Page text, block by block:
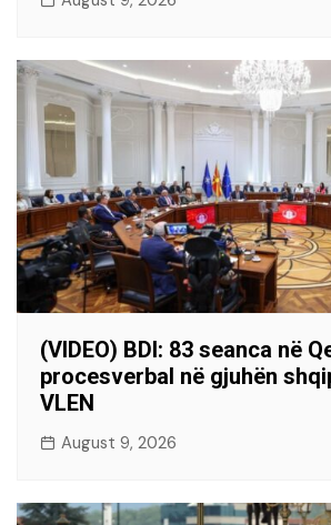
(VIDEO) BDI: 83 seanca në
procesverbal në gjuhën
VLEN
August 9, 2026